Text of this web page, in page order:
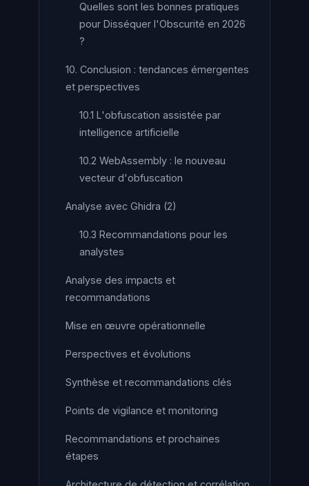
Quelles sont les bonnes pratiques
pour Disséquer l'Obscurité en 2026
?
10. Conclusion : tendances émergentes
et perspectives
10.1 L'obfuscation assistée par
intelligence artificielle
10.2 WebAssembly : le nouveau
vecteur d'obfuscation
Analyse avec Ghidra (2)
10.3 Recommandations pour les
analystes
Analyse des impacts et
recommandations
Mise en œuvre opérationnelle
Perspectives et évolutions
Synthèse et recommandations clés
Points de vigilance et monitoring
Recommandations et prochaines
étapes